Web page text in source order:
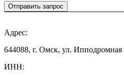
Отправить запрос
Адрес:
644088, г. Омск, ул. Ипподромная
ИНН: